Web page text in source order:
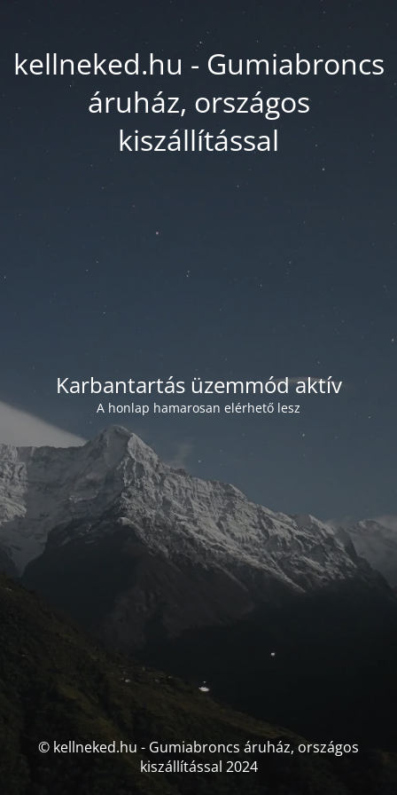
kellneked.hu - Gumiabroncs
áruház, országos
kiszállítással
Karbantartás üzemmód aktív
A honlap hamarosan elérhető lesz
© kellneked.hu - Gumiabroncs áruház, országos
kiszállítással 2024